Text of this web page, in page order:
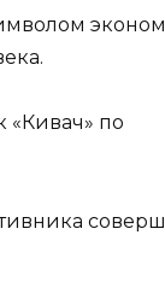
«Кивач» по